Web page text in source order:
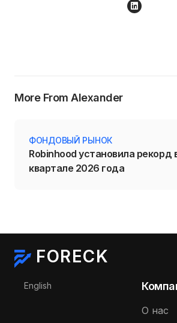
More From Alexander
ФОНДОВЫЙ РЫНОК
Robinhood установила рекорд
квартале 2026 года
FORECK
Выберите язык
English
О нас